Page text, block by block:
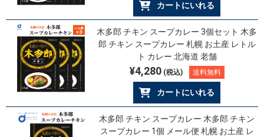
カートにいれる
木多郎 チキン スープカレー 3個セット 木多
郎 チキン スープカレー 札幌 お土産 レトル
ト カレー 北海道 老舗
¥4,280(税込) 送料無料
カートにいれる
木多郎 チキン スープカレー 木多郎 チキン
スープカレー 1個 メール便 札幌 お土産 レ